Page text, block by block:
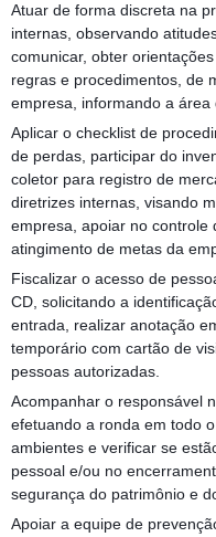
Atuar de forma discreta na
internas, observando
comunicar, obter
regras e procedimentos, de
empresa, informando a área
Aplicar o checklist de
de perdas, participar do
coletor para registro de
diretrizes internas, visando
empresa, apoiar no controle
atingimento de metas da
Fiscalizar o acesso de
CD, solicitando a
entrada, realizar anotação
temporário com cartão de
pessoas autorizadas.
Acompanhar o responsável
efetuando a ronda em todo
ambientes e verificar se
pessoal e/ou no
segurança do patrimônio e
Apoiar a equipe de